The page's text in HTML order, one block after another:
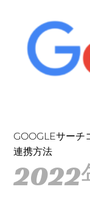
GOOGLEサーチ
連携方法
2022